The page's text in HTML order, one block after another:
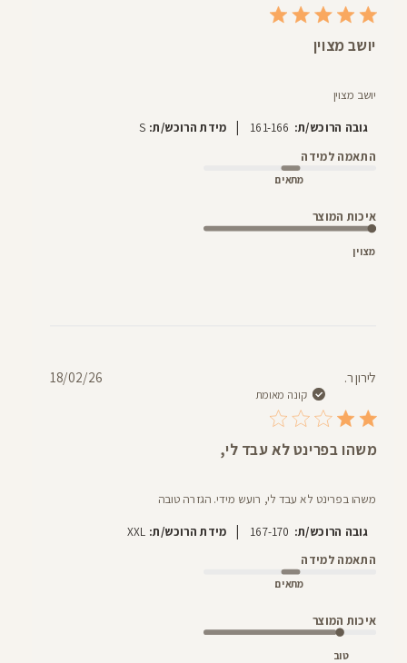
יושב מצוין
יושב מצוין
גובה הרוכש/ת: 161-166 מידת הרוכש/ת: S
התאמה למידה
מתאים
איכות המוצר
מצוין
לירון ר.
קונה מאומת
משהו בפרינט לא עבד לי,
משהו בפרינט לא עבד לי, רועש מידי. הגזרה טובה
גובה הרוכש/ת: 167-170 מידת הרוכש/ת: XXL
התאמה למידה
מתאים
איכות המוצר
טוב
18/02/26